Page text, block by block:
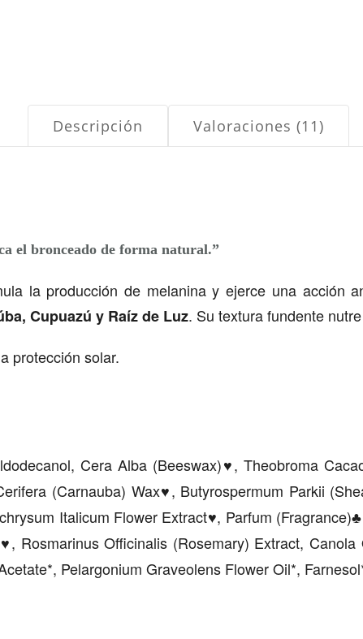
Descripción Valoraciones (11)
el bronceado de forma natural.”
la producción de melanina y ejerce una acción
Cupuazú y Raíz de Luz. Su textura fundente
protección solar.
Cera Alba (Beeswax)♥ , Theobroma
(Carnauba) Wax♥ , Butyrospermum Parkii
Italicum Flower Extract♥, Parfum (Fragrance)♣
♥ , Rosmarinus Officinalis (Rosemary) Extract,
Pelargonium Graveolens Flower Oil*,